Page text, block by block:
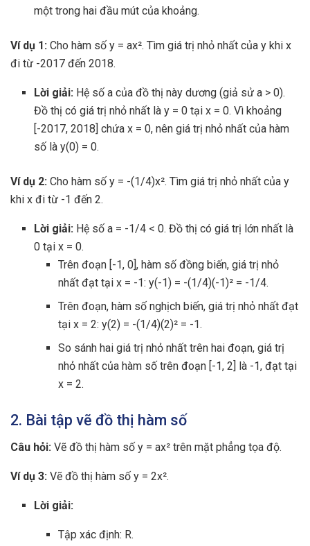
một trong hai đầu mút của khoảng.
Ví dụ 1: Cho hàm số y = ax². Tìm giá trị nhỏ nhất của y khi x
đi từ -2017 đến 2018.
Lời giải: Hệ số a của đồ thị này dương (giả sử a > 0).
Đồ thị có giá trị nhỏ nhất là y = 0 tại x = 0. Vì khoảng
[-2017, 2018] chứa x = 0, nên giá trị nhỏ nhất của hàm
số là y(0) = 0.
Ví dụ 2: Cho hàm số y = -(1/4)x². Tìm giá trị nhỏ nhất của y
khi x đi từ -1 đến 2.
Lời giải: Hệ số a = -1/4 < 0. Đồ thị có giá trị lớn nhất là
0 tại x = 0.
Trên đoạn [-1, 0], hàm số đồng biến, giá trị nhỏ
nhất đạt tại x = -1: y(-1) = -(1/4)(-1)² = -1/4.
Trên đoạn, hàm số nghịch biến, giá trị nhỏ nhất đạt
tại x = 2: y(2) = -(1/4)(2)² = -1.
So sánh hai giá trị nhỏ nhất trên hai đoạn, giá trị
nhỏ nhất của hàm số trên đoạn [-1, 2] là -1, đạt tại
x = 2.
2. Bài tập vẽ đồ thị hàm số
Câu hỏi: Vẽ đồ thị hàm số y = ax² trên mặt phẳng tọa độ.
Ví dụ 3: Vẽ đồ thị hàm số y = 2x².
Lời giải:
Tập xác định: R.